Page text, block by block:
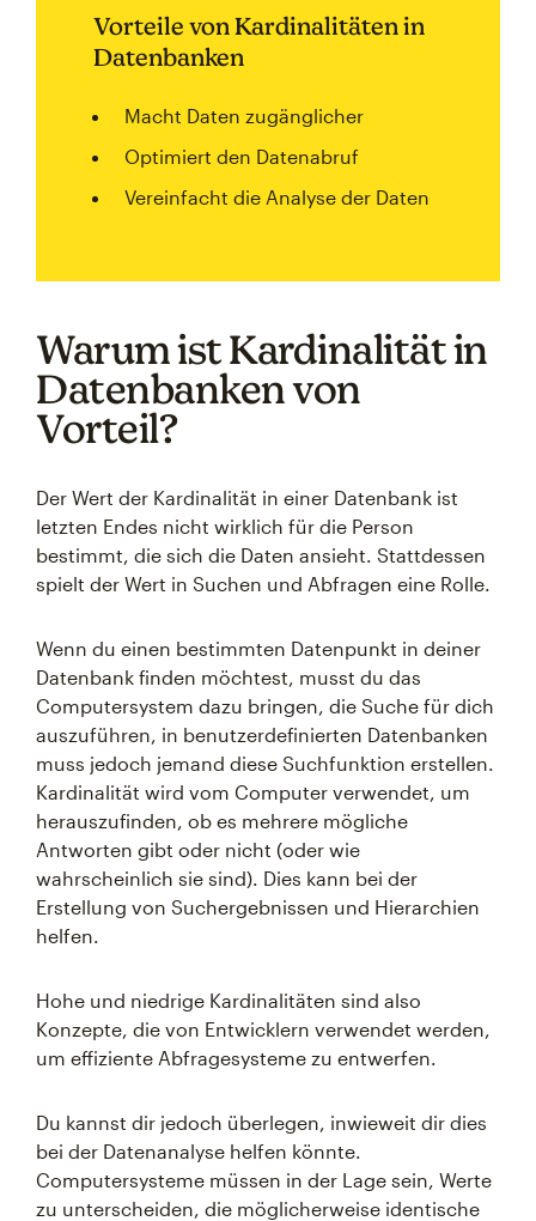
Vorteile von Kardinalitäten in
Datenbanken
Macht Daten zugänglicher
Optimiert den Datenabruf
Vereinfacht die Analyse der Daten
Warum ist Kardinalität in
Datenbanken von
Vorteil?
Der Wert der Kardinalität in einer Datenbank ist
letzten Endes nicht wirklich für die Person
bestimmt, die sich die Daten ansieht. Stattdessen
spielt der Wert in Suchen und Abfragen eine Rolle.
Wenn du einen bestimmten Datenpunkt in deiner
Datenbank finden möchtest, musst du das
Computersystem dazu bringen, die Suche für dich
auszuführen, in benutzerdefinierten Datenbanken
muss jedoch jemand diese Suchfunktion erstellen.
Kardinalität wird vom Computer verwendet, um
herauszufinden, ob es mehrere mögliche
Antworten gibt oder nicht (oder wie
wahrscheinlich sie sind). Dies kann bei der
Erstellung von Suchergebnissen und Hierarchien
helfen.
Hohe und niedrige Kardinalitäten sind also
Konzepte, die von Entwicklern verwendet werden,
um effiziente Abfragesysteme zu entwerfen.
Du kannst dir jedoch überlegen, inwieweit dir dies
bei der Datenanalyse helfen könnte.
Computersysteme müssen in der Lage sein, Werte
zu unterscheiden, die möglicherweise identische